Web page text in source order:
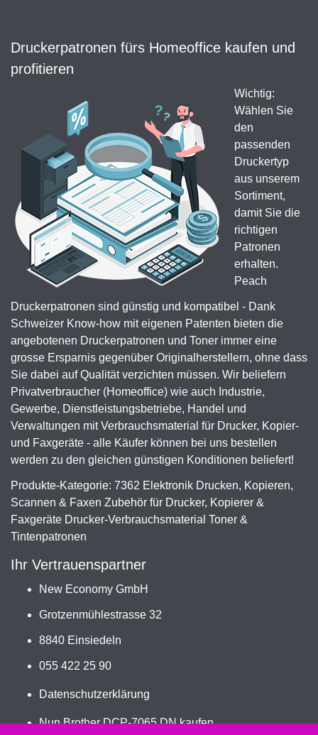
Druckerpatronen fürs Homeoffice kaufen und
profitieren
Wichtig:
Wählen Sie
den
passenden
Druckertyp
aus unserem
Sortiment,
damit Sie die
richtigen
Patronen
erhalten.
Peach
Druckerpatronen sind günstig und kompatibel - Dank
Schweizer Know-how mit eigenen Patenten bieten die
angebotenen Druckerpatronen und Toner immer eine
grosse Ersparnis gegenüber Originalherstellern, ohne dass
Sie dabei auf Qualität verzichten müssen. Wir beliefern
Privatverbraucher (Homeoffice) wie auch Industrie,
Gewerbe, Dienstleistungsbetriebe, Handel und
Verwaltungen mit Verbrauchsmaterial für Drucker, Kopier-
und Faxgeräte - alle Käufer können bei uns bestellen
werden zu den gleichen günstigen Konditionen beliefert!
Produkte-Kategorie: 7362 Elektronik Drucken, Kopieren,
Scannen & Faxen Zubehör für Drucker, Kopierer &
Faxgeräte Drucker-Verbrauchsmaterial Toner &
Tintenpatronen
Ihr Vertrauenspartner
New Economy GmbH
Grotzenmühlestrasse 32
8840 Einsiedeln
055 422 25 90
Datenschutzerklärung
Nun Brother DCP-7065 DN kaufen